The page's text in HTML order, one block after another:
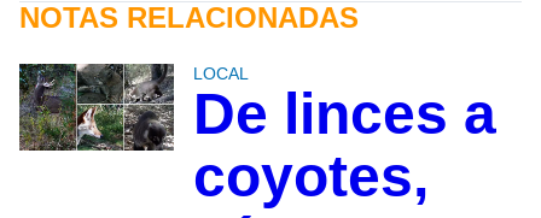
NOTAS RELACIONADAS
LOCAL
De linces a
coyotes,